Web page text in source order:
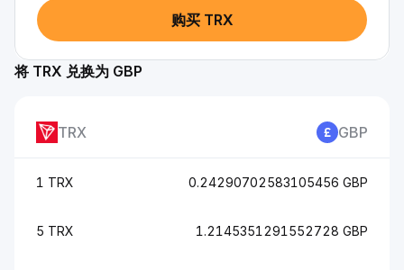
购买 TRX
将 TRX 兑换为 GBP
TRX GBP
1 TRX 0.24290702583105456 GBP
5 TRX 1.2145351291552728 GBP